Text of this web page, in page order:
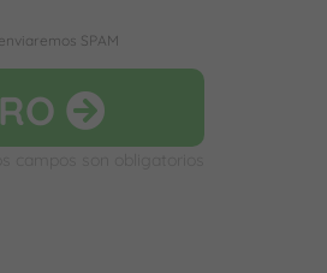
SPAM